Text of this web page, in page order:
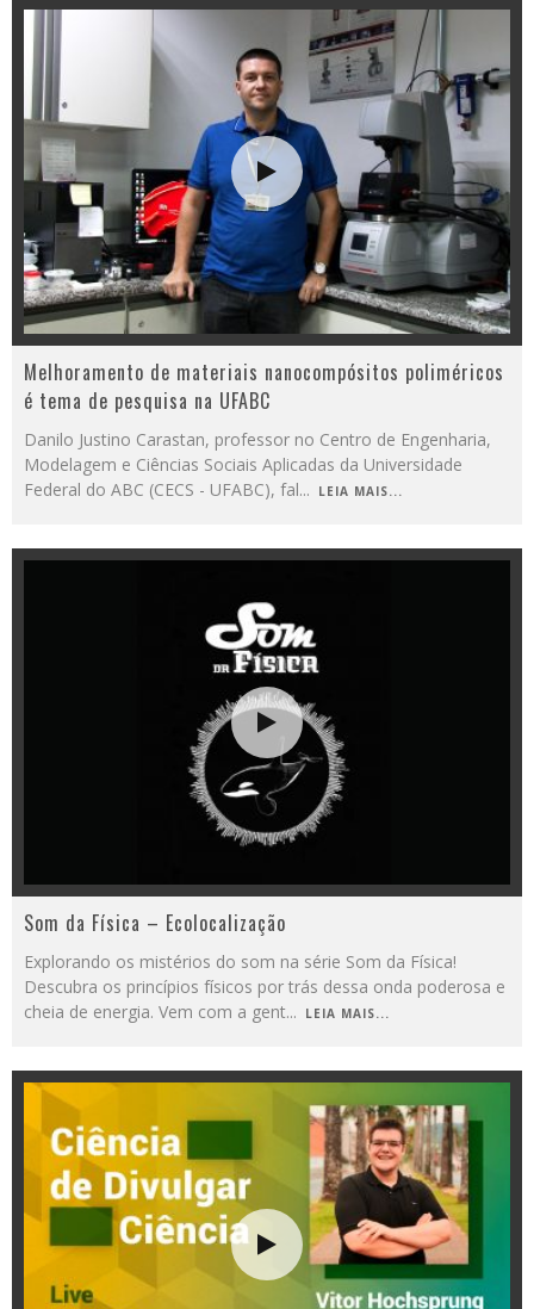
Melhoramento de materiais nanocompósitos poliméricos
é tema de pesquisa na UFABC
Danilo Justino Carastan, professor no Centro de Engenharia,
Modelagem e Ciências Sociais Aplicadas da Universidade
Federal do ABC (CECS - UFABC), fal... LEIA MAIS...
Som da Física – Ecolocalização
Explorando os mistérios do som na série Som da Física!
Descubra os princípios físicos por trás dessa onda poderosa e
cheia de energia. Vem com a gent... LEIA MAIS...